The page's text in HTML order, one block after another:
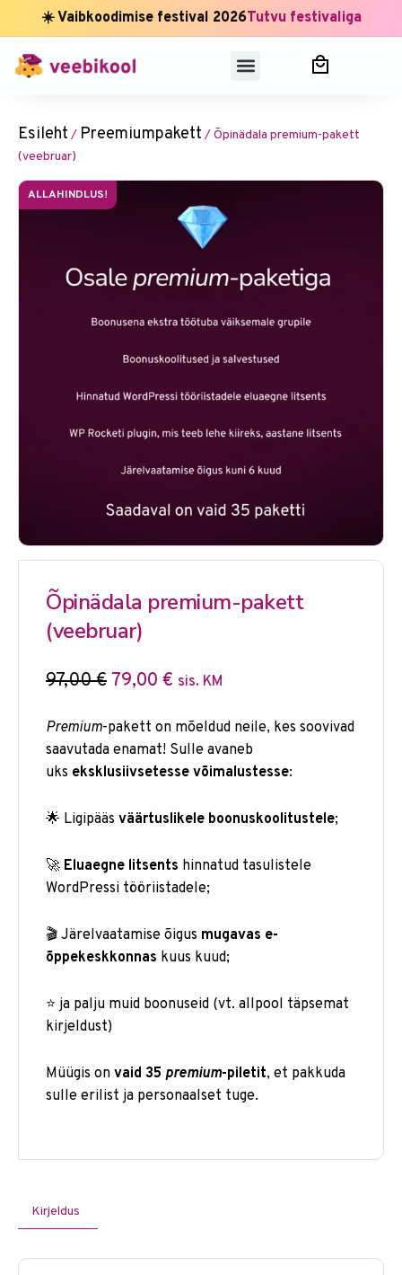
☀️ Vaibkoodimise festival 2026Tutvu festivaliga
Esileht / Preemiumpakett / Õpinädala premium-pakett
(veebruar)
ALLAHINDLUS!
Õpinädala premium-pakett
(veebruar)
97,00€ 79,00 € sis. KM
Premium-pakett on mõeldud neile, kes soovivad
saavutada enamat! Sulle avaneb
uks eksklusiivsetesse võimalustesse:
🌟 Ligipääs väärtuslikele boonuskoolitustele;
🚀 Eluaegne litsents hinnatud tasulistele
WordPressi tööriistadele;
🎬 Järelvaatamise õigus mugavas e-
õppekeskkonnas kuus kuud;
⭐ ja palju muid boonuseid (vt. allpool täpsemat
kirjeldust)
Müügis on vaid 35 premium-piletit, et pakkuda
sulle erilist ja personaalset tuge.
Kirjeldus